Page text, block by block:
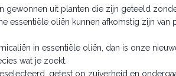
gewonnen uit planten die zijn geteeld
essentiële oliën kunnen afkomstig zijn van
in essentiële oliën, dan is onze
wat je zoekt.
getest op zuiverheid en